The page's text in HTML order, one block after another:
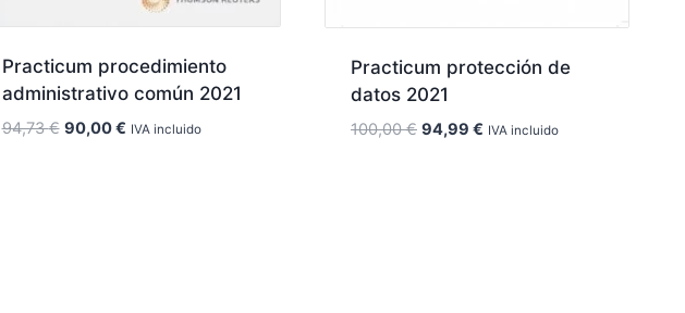
Practicum procedimiento
administrativo común 2021
94,73€ El
90,00€ElIVA incluido
Practicum protección de
datos 2021
100,00€ El
94,99 € El
IVA incluido